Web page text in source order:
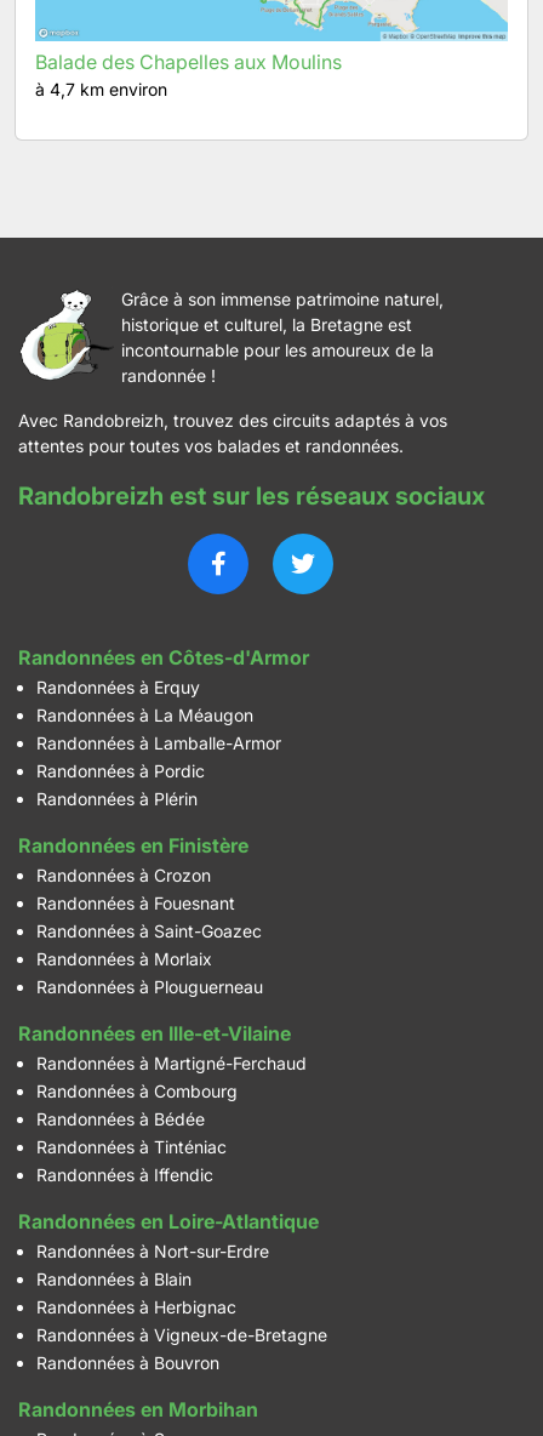
Balade des Chapelles aux Moulins
à 4,7 km environ
Grâce à son immense patrimoine naturel,
historique et culturel, la Bretagne est
incontournable pour les amoureux de la
randonnée !
Avec Randobreizh, trouvez des circuits adaptés à vos
attentes pour toutes vos balades et randonnées.
Randobreizh est sur les réseaux sociaux
Randonnées en Côtes-d'Armor
Randonnées à Erquy
Randonnées à La Méaugon
Randonnées à Lamballe-Armor
Randonnées à Pordic
Randonnées à Plérin
Randonnées en Finistère
Randonnées à Crozon
Randonnées à Fouesnant
Randonnées à Saint-Goazec
Randonnées à Morlaix
Randonnées à Plouguerneau
Randonnées en Ille-et-Vilaine
Randonnées à Martigné-Ferchaud
Randonnées à Combourg
Randonnées à Bédée
Randonnées à Tinténiac
Randonnées à Iffendic
Randonnées en Loire-Atlantique
Randonnées à Nort-sur-Erdre
Randonnées à Blain
Randonnées à Herbignac
Randonnées à Vigneux-de-Bretagne
Randonnées à Bouvron
Randonnées en Morbihan